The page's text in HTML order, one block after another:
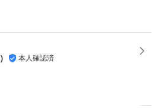
） 本人確認済